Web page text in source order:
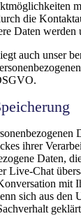
die
Daten werden
auch unser
ihrer
Daten,
Live-Chat
mit
sich aus den